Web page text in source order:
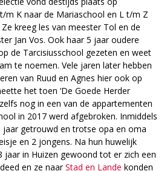
m K naar de Mariaschool en L t/m Z
kreeg les van meester Tol en de
Jan Vos. Ook haar 5 jaar oudere
de Tarcisiusschool gezeten en weet
te noemen. Vele jaren later hebben
van Ruud en Agnes hier ook op
het toen ‘De Goede Herder
nog in een van de appartementen
in 2017 werd afgebroken. Inmiddels
jaar getrouwd en trotse opa en oma
en 2 jongens. Na hun huwelijk
jaar in Huizen gewoond tot er zich een
en ze naarStad en Lande konden